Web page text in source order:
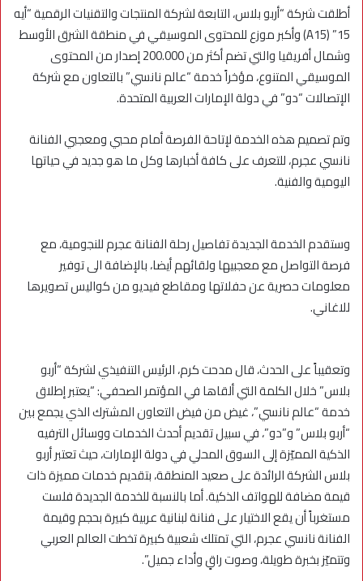
أطلقت شركة “أربو بلاس، التابعة لشركة المنتجات والتقنيات الرقمية “أيه
15” (A15) وأكبر موزع للمحتوى الموسيقي في منطقة الشرق الأوسط
وشمال أفريقيا والتي تضم أكثر من 200.000 إصدار من المحتوى
الموسيقي المتنوع، مؤخراً خدمة “عالم نانسي” بالتعاون مع شركة
الإتصالات “دو” في دولة الإمارات العربية المتحدة.
وتم تصميم هذه الخدمة لإتاحة الفرصة أمام محبي ومعجبي الفنانة
نانسي عجرم، للتعرف على كافة أخبارها وكل ما هو جديد في حياتها
اليومية والفنية.
وستقدم الخدمة الجديدة تفاصيل رحلة الفنانة عجرم للنجومية، مع
فرصة التواصل مع معجبيها ولقائهم أيضا، بالإضافة الى توفير
معلومات حصرية عن حفلاتها ومقاطع فيديو من كواليس تصويرها
للاغاني.
وتعقيباً على الحدث، قال مدحت كرم، الرئيس التنفيذي لشركة “أربو
بلاس” خلال الكلمة التي ألقاها في المؤتمر الصحفي: “يعتبر إطلاق
خدمة “عالم نانسي”، غيض من فيض التعاون المشترك الذي يجمع بين
“أربو بلاس” و”دو”، في سبيل تقديم أحدث الخدمات ووسائل الترفيه
الذكية المميّزة إلى السوق المحلي في دولة الإمارات، حيث تعتبر أربو
بلاس الشركة الرائدة على صعيد المنطقة، بتقديم خدمات مميزة ذات
قيمة مضافة للهواتف الذكية. أما بالنسبة للخدمة الجديدة فلست
مستغرباً أن يقع الاختيار على فنانة لبنانية عربية كبيرة بحجم وقيمة
الفنانة نانسي عجرم، التي تمتلك شعبية كبيرة تخطت العالم العربي
وتتميّز بخبرة طويلة، وصوت راقٍ وأداء جميل”.